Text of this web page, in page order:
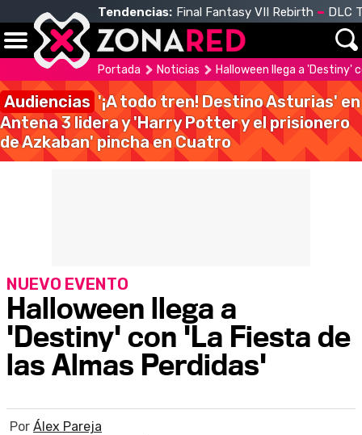
Tendencias: Final Fantasy VII Rebirth DLC
Portada Noticias Halloween llega a 'Destiny'
Audiencias '¡A todo tren! Destino Asturias' en
Antena 3 lidera y 'Harry Potter y el prisionero
de Azkaban' pincha en Cuatro
Halloween llega a
'Destiny' con 'La Fiesta de
las Almas Perdidas'
NUEVO EVENTO
Por Álex Pareja